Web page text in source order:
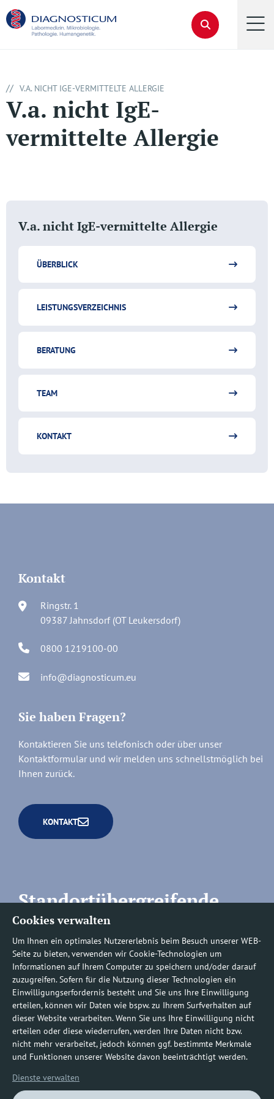
Cookies verwalten
Um Ihnen ein optimales Nutzererlebnis beim Besuch unserer WEB-
Seite zu bieten, verwenden wir Cookie-Technologien um
Informationen auf Ihrem Computer zu speichern und/oder darauf
zuzugreifen. Sofern für die Nutzung dieser Technologien ein
Einwilligungserfordernis besteht und Sie uns Ihre Einwilligung
erteilen, können wir Daten wie bspw. zu Ihrem Surfverhalten auf
dieser Website verarbeiten. Wenn Sie uns Ihre Einwilligung nicht
erteilen oder diese wiederrufen, werden Ihre Daten nicht bzw.
nicht mehr verarbeitet, jedoch können ggf. bestimmte Merkmale
und Funktionen unserer Website davon beeinträchtigt werden.
Dienste verwalten
V.a. nicht IgE-vermittelte Allergie
ÜBERBLICK
LEISTUNGSVERZEICHNIS
BERATUNG
TEAM
KONTAKT
// V.A. NICHT IGE-VERMITTELTE ALLERGIE
V.a. nicht IgE-
vermittelte Allergie
Kontakt
Ringstr. 1
09387 Jahnsdorf (OT Leukersdorf)
0800 1219100-00
info@diagnosticum.eu
Sie haben Fragen?
Kontaktieren Sie uns telefonisch oder über unser
Kontaktformular und wir melden uns schnellstmöglich bei
Ihnen zurück.
KONTAKT
Standortübergreifende
Rufnummern
Befundauskünfte/
Nachforderungen
0800 1219100-10